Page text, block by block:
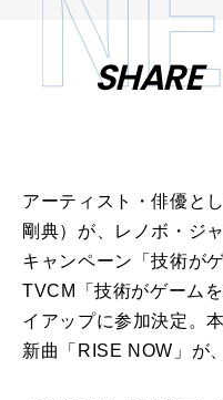
SHARE
アーティスト・俳優と
剛典）が、レノボ・ジ
キャンペーン「技術が
TVCM「技術がゲーム
イアップに参加決定。
新曲「RISE NOW」が